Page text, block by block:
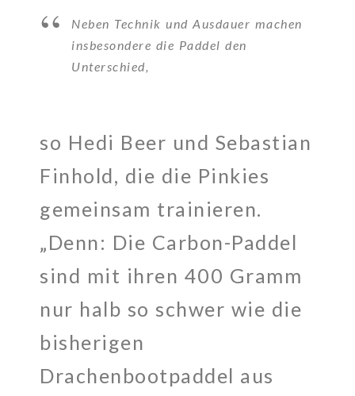
Neben Technik und Ausdauer machen
insbesondere die Paddel den
Unterschied,
so Hedi Beer und Sebastian
Finhold, die die Pinkies
gemeinsam trainieren.
„Denn: Die Carbon-Paddel
sind mit ihren 400 Gramm
nur halb so schwer wie die
bisherigen
Drachenbootpaddel aus